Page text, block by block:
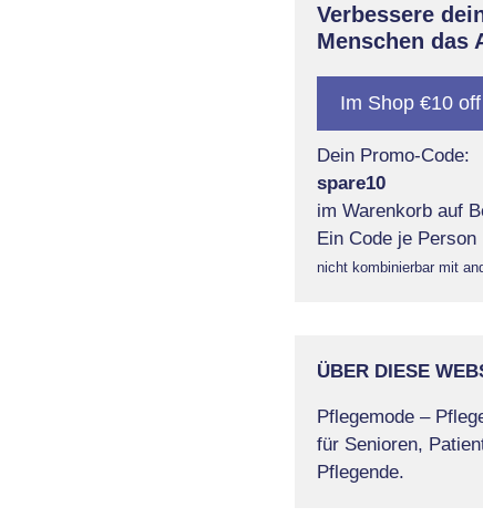
Verbessere
Menschen das
Im Shop €10 off
Dein Promo-Code:
spare10
im Warenkorb auf
Ein Code je Person
nicht kombinierbar mit
ÜBER DIESE
Pflegemode –
für Senioren,
Pflegende.